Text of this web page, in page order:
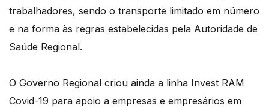
trabalhadores, sendo o transporte limitado em número
e na forma às regras estabelecidas pela Autoridade de
Saúde Regional.
O Governo Regional criou ainda a linha Invest RAM
Covid-19 para apoio a empresas e empresários em